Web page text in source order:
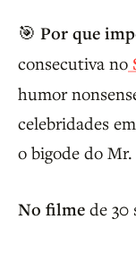
🎯 Por que
consecutiva no
humor
celebridades
o bigode do
No filme de 30